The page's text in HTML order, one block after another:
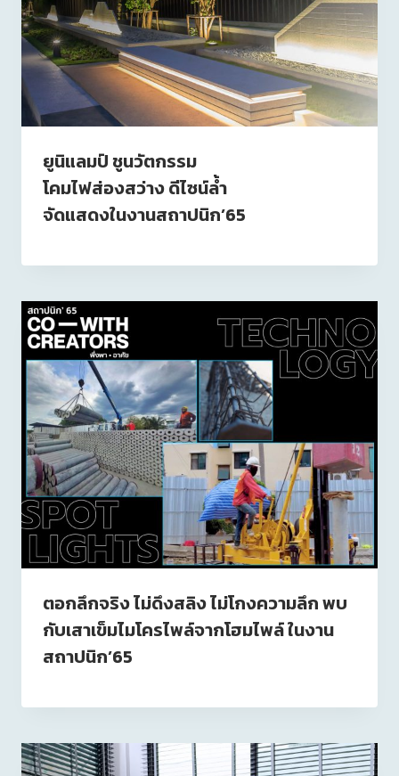
ยูนิแลมป์ ชูนวัตกรรม
โคมไฟส่องสว่าง ดีไซน์ล้ำ
จัดแสดงในงานสถาปนิก’65
ตอกลึกจริง​ ไม่​ดึงสลิง​ ไม่โกงความลึก​ พบ
กับเสาเข็มไมโครไพล์จากโฮมไพล์ ในงาน
สถาปนิก’65